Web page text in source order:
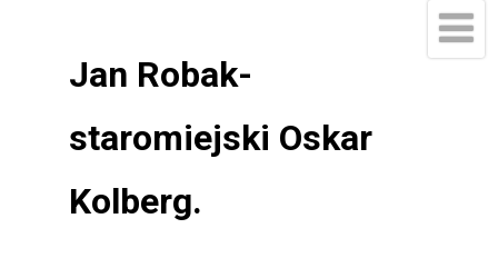
Jan Robak-
staromiejski Oskar
Kolberg.